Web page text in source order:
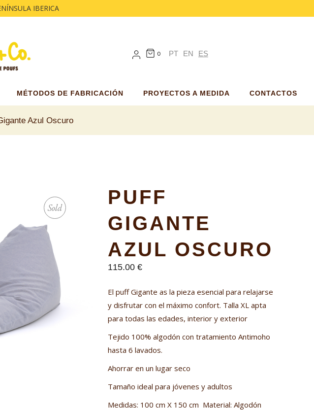
IBERICA
0 PT EN ES
MÉTODOS DE FABRICACIÓN PROYECTOS A MEDIDA CONTACTOS
Azul Oscuro
Sold
PUFF
GIGANTE
AZUL OSCURO
115.00€
El puff Gigante as la pieza esencial para relajarse
y disfrutar con el máximo confort. Talla XL apta
para todas las edades, interior y exterior
Tejido 100% algodón con tratamiento Antimoho
hasta 6 lavados.
Ahorrar en un lugar seco
Tamaño ideal para jóvenes y adultos
Medidas: 100 cm X 150 cm Material: Algodón